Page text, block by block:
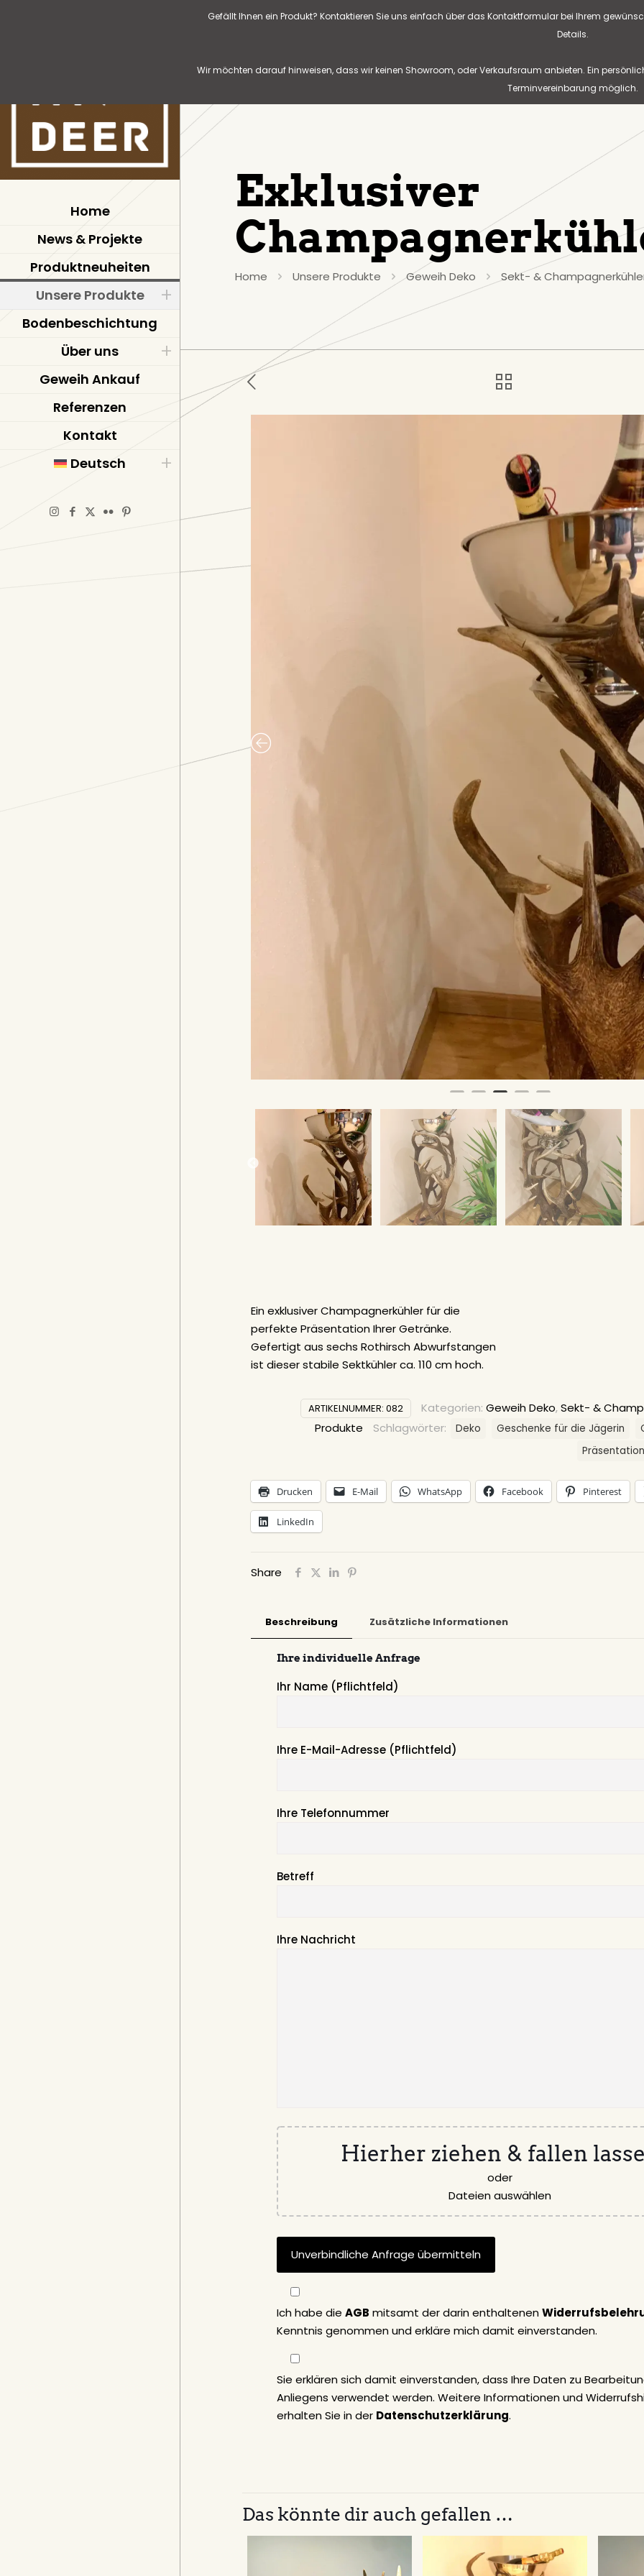
Gefällt Ihnen ein Produkt? Kontaktieren Sie uns einfach über das Kontaktformular bei Ihrem
Details.
Wir möchten darauf hinweisen, dass wir keinen Showroom, oder Verkaufsraum anbieten. Ein
Terminvereinbarung möglich.
Home
News & Projekte
Produktneuheiten
Unsere Produkte
Bodenbeschichtung
Über uns
Geweih Ankauf
Referenzen
Kontakt
Deutsch
Exklusiver
Home Unsere Produkte Geweih Deko Sekt- &
Ein exklusiver Champagnerkühler für die
perfekte Präsentation Ihrer Getränke.
Gefertigt aus sechs Rothirsch Abwurfstangen
ist dieser stabile Sektkühler ca. 110 cm hoch.
ARTIKELNUMMER:082 Kategorien:Geweih Deko,Sekt- &
Produkte
Schlagwörter: Deko Geschenke für die Jägerin
Präsentation
Drucken E-Mail WhatsApp Facebook Pinterest
LinkedIn
Share
Beschreibung Zusätzliche Informationen
Ihre individuelle Anfrage
Ihr Name (Pflichtfeld)
Ihre E-Mail-Adresse (Pflichtfeld)
Ihre Telefonnummer
Betreff
Ihre Nachricht
Hierher ziehen & fallen
oder
Dateien auswählen
Ich habe dieAGB mitsamt der darin enthaltenen
Kenntnis genommen und erkläre mich damit einverstanden.
Sie erklären sich damit einverstanden, dass Ihre Daten zu
Anliegens verwendet werden. Weitere Informationen und
erhalten Sie in der Datenschutzerklärung.
Das könnte dir auch gefallen …